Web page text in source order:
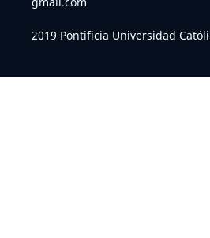
2019 Pontificia Universidad